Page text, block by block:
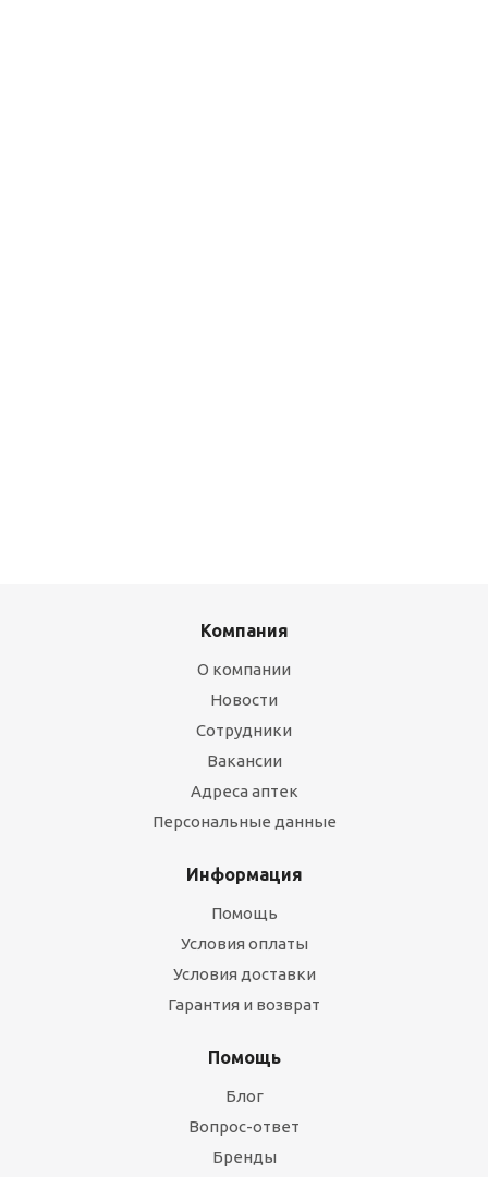
Компания
О компании
Новости
Сотрудники
Вакансии
Адреса аптек
Персональные данные
Информация
Помощь
Условия оплаты
Условия доставки
Гарантия и возврат
Помощь
Блог
Вопрос-ответ
Бренды